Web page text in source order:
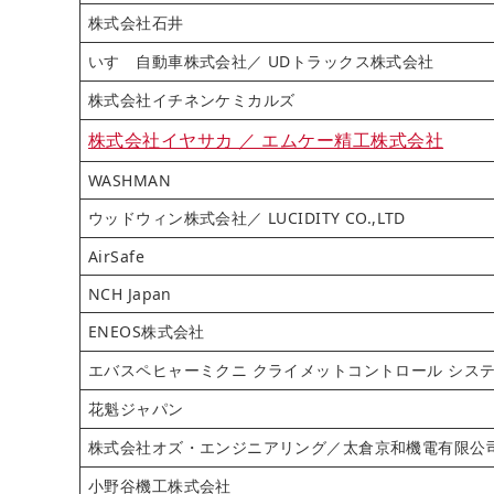
株式会社石井
いすゞ自動車株式会社／ UDトラックス株式会社
株式会社イチネンケミカルズ
株式会社イヤサカ ／ エムケー精工株式会社
WASHMAN
ウッドウィン株式会社／ LUCIDITY CO.,LTD
AirSafe
NCH Japan
ENEOS株式会社
エバスペヒャーミクニ クライメットコントロール シス
花魁ジャパン
株式会社オズ・エンジニアリング／太倉京和機電有限公
小野谷機工株式会社